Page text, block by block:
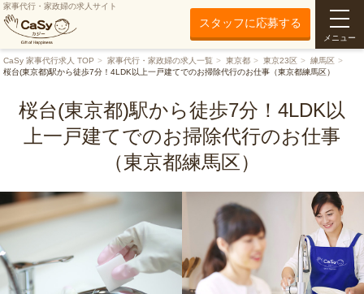
家事代行・家政婦の求人サイト
スタッフに応募する
メニュー
CaSy 家事代行求人 TOP 家事代行・家政婦の求人一覧 東京都 東京23区
練馬区
桜台(東京都)駅から徒歩7分！4LDK以上一戸建てでのお掃除代行のお仕事（東京都練馬区）
桜台(東京都)駅から徒歩7分！4LDK以
上一戸建てでのお掃除代行のお仕事
（東京都練馬区）